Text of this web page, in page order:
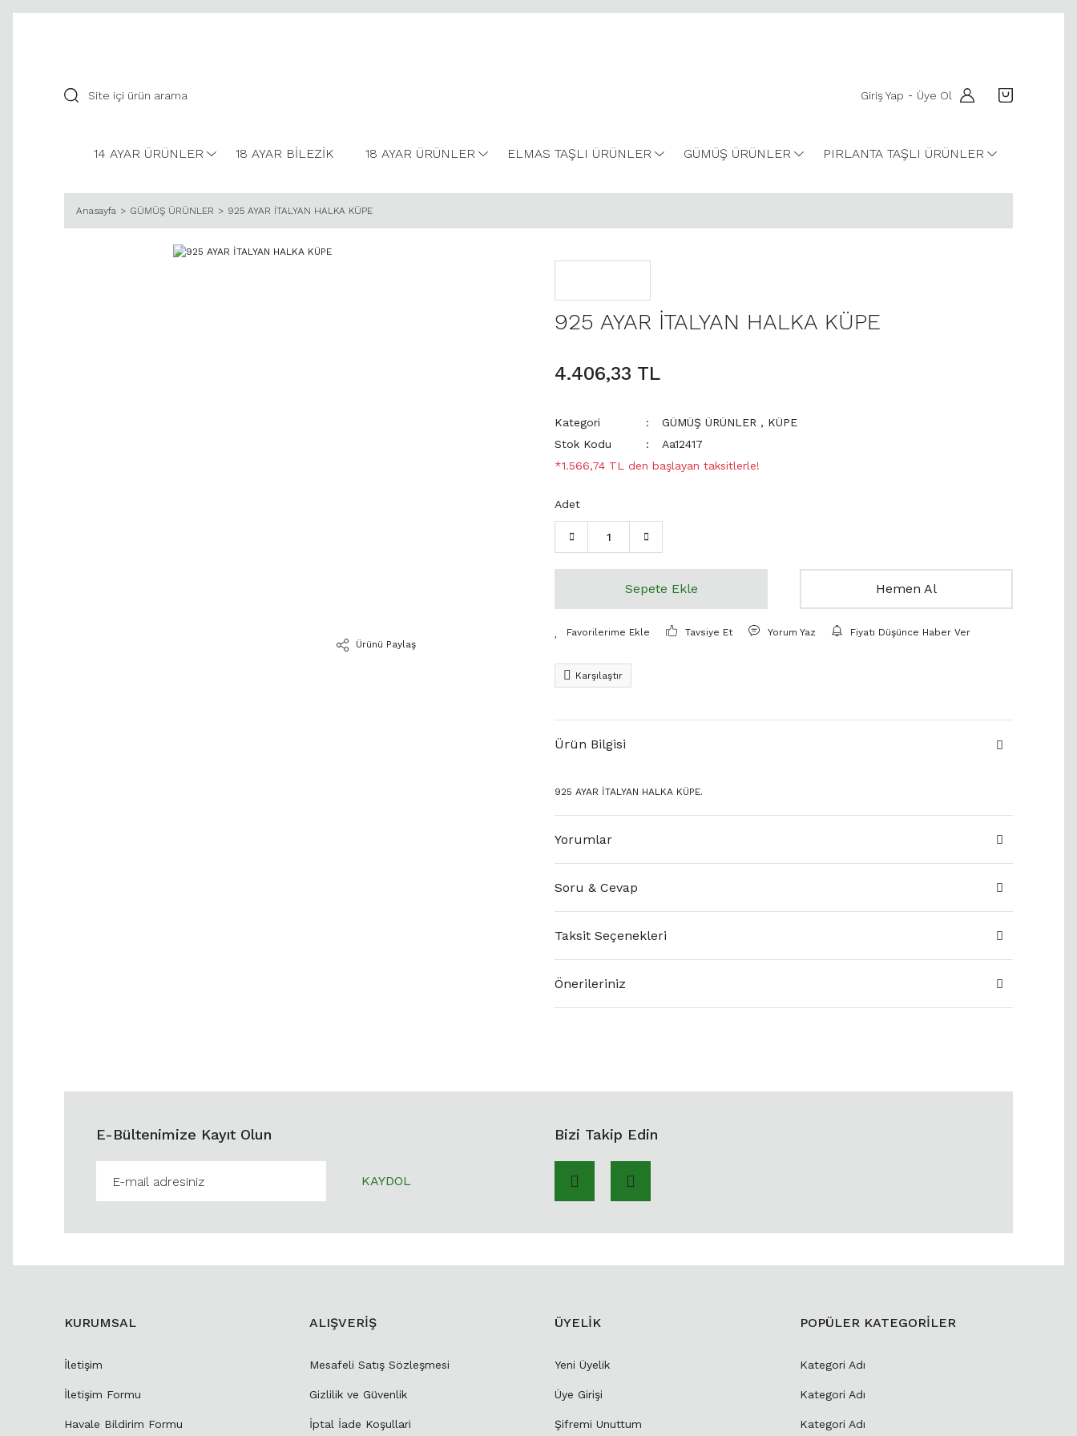
Giriş Yap - Üye Ol
14 AYAR ÜRÜNLER 18 AYAR BİLEZİK 18 AYAR ÜRÜNLER ELMAS TAŞLI ÜRÜNLER GÜMÜŞ ÜRÜNLER PIRLANTA TAŞLI ÜRÜNLER
Anasayfa GÜMÜŞ ÜRÜNLER 925 AYAR İTALYAN HALKA KÜPE
Ürünü Paylaş
925 AYAR İTALYAN HALKA KÜPE
4.406,33 TL
Kategori GÜMÜŞ ÜRÜNLER , KÜPE
Stok Kodu
Aa12417
*1.566,74 TL den başlayan taksitlerle!
Adet
Sepete Ekle Hemen Al
Tavsiye Et Yorum Yaz Fiyatı Düşünce Haber Ver
Karşılaştır
Ürün Bilgisi
925 AYAR İTALYAN HALKA KÜPE.
Yorumlar
Soru & Cevap
Taksit Seçenekleri
Önerileriniz
E-Bültenimize Kayıt Olun
KAYDOL
Bizi Takip Edin
KURUMSAL
İletişim
İletişim Formu
Havale Bildirim Formu
ALIŞVERİŞ
Mesafeli Satış Sözleşmesi
Gizlilik ve Güvenlik
İptal İade Koşullari
ÜYELİK
Yeni Üyelik
Üye Girişi
Şifremi Unuttum
POPÜLER KATEGORİLER
Kategori Adı
Kategori Adı
Kategori Adı